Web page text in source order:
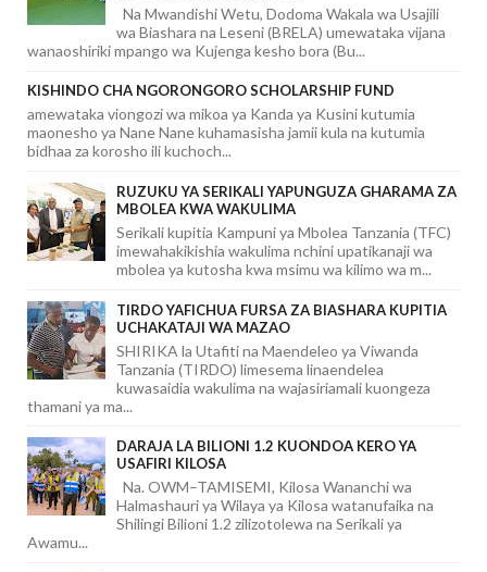
Na Mwandishi Wetu, Dodoma Wakala wa Usajili
wa Biashara na Leseni (BRELA) umewataka vijana
wanaoshiriki mpango wa Kujenga kesho bora (Bu...
KISHINDO CHA NGORONGORO SCHOLARSHIP FUND
amewataka viongozi wa mikoa ya Kanda ya Kusini kutumia
maonesho ya Nane Nane kuhamasisha jamii kula na kutumia
bidhaa za korosho ili kuchoch...
RUZUKU YA SERIKALI YAPUNGUZA GHARAMA ZA
MBOLEA KWA WAKULIMA
Serikali kupitia Kampuni ya Mbolea Tanzania (TFC)
imewahakikishia wakulima nchini upatikanaji wa
mbolea ya kutosha kwa msimu wa kilimo wa m...
TIRDO YAFICHUA FURSA ZA BIASHARA KUPITIA
UCHAKATAJI WA MAZAO
SHIRIKA la Utafiti na Maendeleo ya Viwanda
Tanzania (TIRDO) limesema linaendelea
kuwasaidia wakulima na wajasiriamali kuongeza
thamani ya ma...
DARAJA LA BILIONI 1.2 KUONDOA KERO YA
USAFIRI KILOSA
Na. OWM–TAMISEMI, Kilosa Wananchi wa
Halmashauri ya Wilaya ya Kilosa watanufaika na
Shilingi Bilioni 1.2 zilizotolewa na Serikali ya
Awamu...